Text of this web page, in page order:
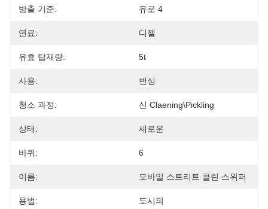
방출 기준: 유로 4
연료: 디젤
유효 탑재량: 5t
사용: 번싱
청소 과정: 신 Claening\Pickling
상태: 새로운
바퀴: 6
이름: 모바일 스트리트 클린 스위퍼
용법: 도시의